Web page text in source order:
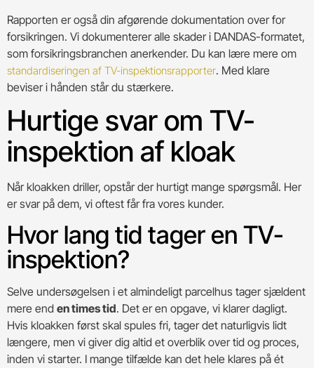
Rapporten er også din afgørende dokumentation over for
forsikringen. Vi dokumenterer alle skader i DANDAS-formatet,
som forsikringsbranchen anerkender. Du kan lære mere om
standardiseringen af TV-inspektionsrapporter. Med klare
beviser i hånden står du stærkere.
Hurtige svar om TV-
inspektion af kloak
Når kloakken driller, opstår der hurtigt mange spørgsmål. Her
er svar på dem, vi oftest får fra vores kunder.
Hvor lang tid tager en TV-
inspektion?
Selve undersøgelsen i et almindeligt parcelhus tager sjældent
mere end en times tid. Det er en opgave, vi klarer dagligt.
Hvis kloakken først skal spules fri, tager det naturligvis lidt
længere, men vi giver dig altid et overblik over tid og proces,
inden vi starter. I mange tilfælde kan det hele klares på ét